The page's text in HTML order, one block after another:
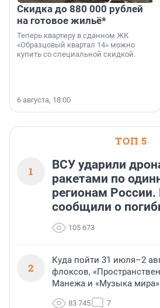
Скидка до 880 000 рублей
на готовое жильё*
Теперь квартиру в сданном ЖК
«Образцовый квартал 14» можно
купить со специальной скидкой.
6 августа, 18:00
ТОП 5
1
ВСУ ударили
ракетами по
регионам России.
сообщили о
105 673
2
Куда пойти 31 июля–2
флоксов,
Манежа и «Музыка мира»
83 745 7